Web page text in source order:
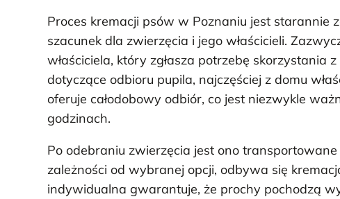
Proces kremacji psów w Poznaniu jest
szacunek dla zwierzęcia i jego właścicieli.
właściciela, który zgłasza potrzebę skorzystania
dotyczące odbioru pupila, najczęściej z domu
oferuje całodobowy odbiór, co jest niezwykle
godzinach.
Po odebraniu zwierzęcia jest ono
zależności od wybranej opcji, odbywa się
indywidualna gwarantuje, że prochy pochodzą